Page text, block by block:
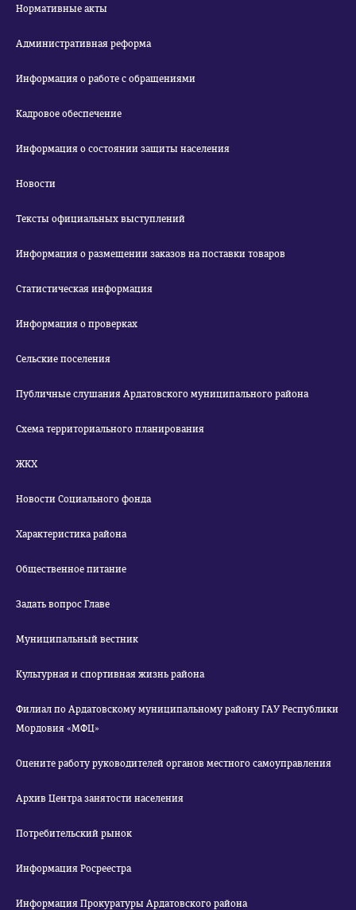
Нормативные акты
Административная реформа
Информация о работе с обращениями
Кадровое обеспечение
Информация о состоянии защиты населения
Новости
Тексты официальных выступлений
Информация о размещении заказов на поставки товаров
Статистическая информация
Информация о проверках
Сельские поселения
Публичные слушания Ардатовского муниципального района
Схема территориального планирования
ЖКХ
Новости Социального фонда
Характеристика района
Общественное питание
Задать вопрос Главе
Муниципальный вестник
Культурная и спортивная жизнь района
Филиал по Ардатовскому муниципальному району ГАУ Республики
Мордовия «МФЦ»
Оцените работу руководителей органов местного самоуправления
Архив Центра занятости населения
Потребительский рынок
Информация Росреестра
Информация Прокуратуры Ардатовского района